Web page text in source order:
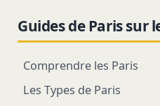
Guides de Paris sur
Comprendre les Paris
Les Types de Paris